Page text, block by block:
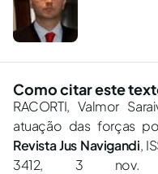
Como citar este
RACORTI, Valmor
atuação das forças
Revista Jus Navigandi,
3412, 3 nov.